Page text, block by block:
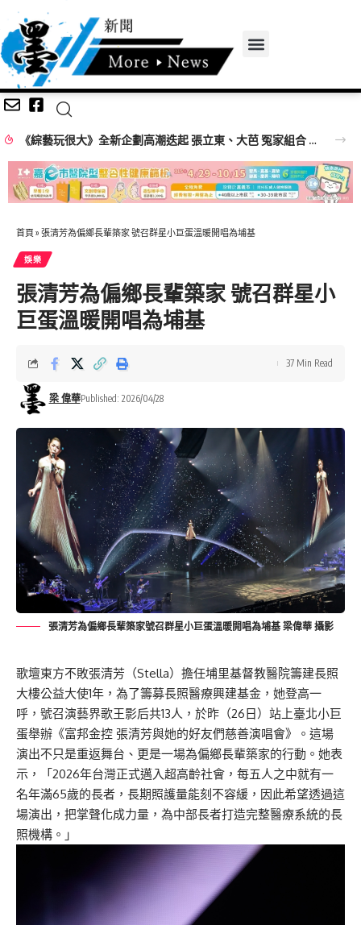
韓流初戀女神金娜妍空降最美一日店長！《Kingshot》國王燒烤節攜手焦糖楓串燒、柒息地居酒屋端出國王級美味狂潮
首頁 » 張清芳為偏鄉長輩築家 號召群星小巨蛋溫暖開唱為埔基
娛樂
張清芳為偏鄉長輩築家 號召群星小
巨蛋溫暖開唱為埔基
梁 偉華Published: 2026/04/28
37 Min Read
張清芳為偏鄉長輩築家號召群星小巨蛋溫暖開唱為埔基 梁偉華 攝影
歌壇東方不敗張清芳（Stella）擔任埔里基督教醫院籌建長照
大樓公益大使1年，為了籌募長照醫療興建基金，她登高一
呼，號召演藝界歌王影后共13人，於昨（26日）站上臺北小巨
蛋舉辦《富邦金控 張清芳與她的好友們慈善演唱會》。這場
演出不只是重返舞台、更是一場為偏鄉長輩築家的行動。她表
示，「2026年台灣正式邁入超高齡社會，每五人之中就有一
名年滿65歲的長者，長期照護量能刻不容緩，因此希望透過這
場演出，把掌聲化成力量，為中部長者打造完整醫療系統的長
照機構。」